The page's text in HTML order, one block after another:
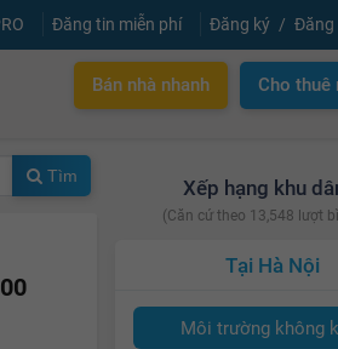
Đăng tin miễn phí Đăng ký Đăng
Bán nhà nhanh Cho thuê
Xếp hạng khu
(Căn cứ theo 13,548 lượt
Hà Nội
Môi trường không
Tìm